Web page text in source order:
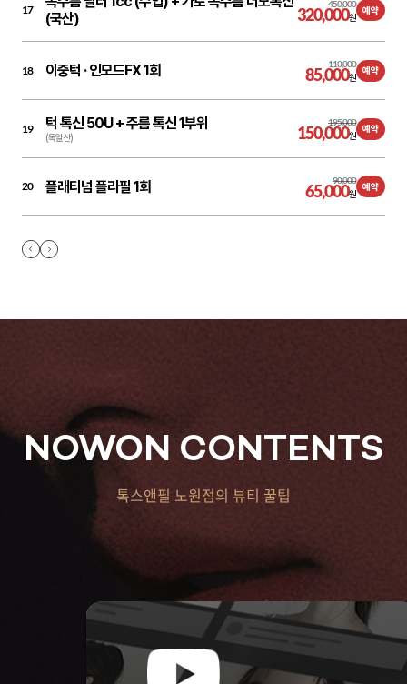
17
(국산)
450,000
320,000원
예약
18 이중턱 ·인모드FX 1회 110,000
85,000원
예약
19 턱 톡신 50U + 주름 톡신 1부위
(독일산)
195,000
150,000원
예약
20 플래티넘 플라필 1회 90,000
65,000원
예약
NOWON CONTENTS
톡스앤필 노원점의 뷰티 꿀팁